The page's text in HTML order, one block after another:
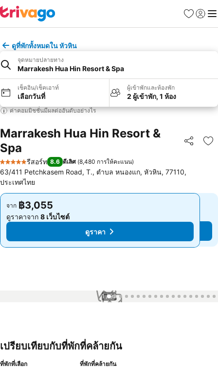
รายการโป
เข้าสู่ร
เมนู
ดูที่พักทั้งหมดใน หัวหิน
จุดหมายปลายทาง
Marrakesh Hua Hin Resort & Spa
เช็คอิน/เช็คเอาท์
เลือกวันที่
ผู้เข้าพักและห้องพัก
2 ผู้เข้าพัก, 1 ห้อง
ค่าคอมมิชชั่นมีผลต่ออันดับอย่างไร
Marrakesh Hua Hin Resort &
Spa
แชร์ เ
5 ดาว
รีสอร์ท 8.6 ดีเลิศ (8,480 การให้คะแนน)
63/411 Petchkasem Road, T., ตำบล หนองแก, หัวหิน, 77110,
ประเทศไทย
จาก ฿3,055
ดูราคาจาก 8 เว็บไซต์
ดูราคา
จาก ฿3,055
ดูราคาจาก 8 เว็บไซต์
ดูราคา
1 / 99
เปรียบเทียบกับที่พักที่คล้ายกัน
ที่พักที่เลือก ที่พักที่คล้ายกัน